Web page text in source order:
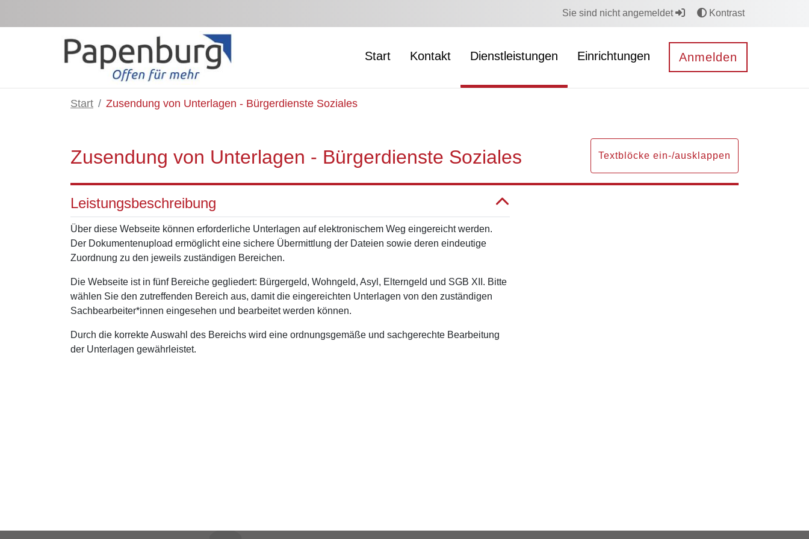
Sie sind nicht angemeldet Kontrast
Start Kontakt Dienstleistungen Einrichtungen Anmelden
Start Zusendung von Unterlagen - Bürgerdienste Soziales
Zusendung von Unterlagen - Bürgerdienste Soziales Textblöcke ein-/ausklappen
Leistungsbeschreibung
Über diese Webseite können erforderliche Unterlagen auf elektronischem Weg eingereicht werden.
Der Dokumentenupload ermöglicht eine sichere Übermittlung der Dateien sowie deren eindeutige
Zuordnung zu den jeweils zuständigen Bereichen.
Die Webseite ist in fünf Bereiche gegliedert: Bürgergeld, Wohngeld, Asyl, Elterngeld und SGB XII. Bitte
wählen Sie den zutreffenden Bereich aus, damit die eingereichten Unterlagen von den zuständigen
Sachbearbeiter*innen eingesehen und bearbeitet werden können.
Durch die korrekte Auswahl des Bereichs wird eine ordnungsgemäße und sachgerechte Bearbeitung
der Unterlagen gewährleistet.